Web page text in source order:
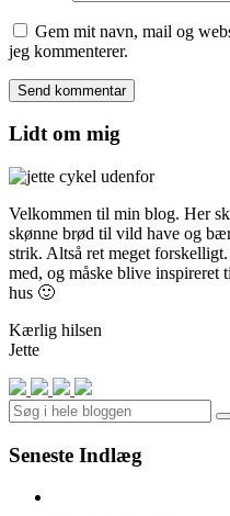
Gem mit navn, mail og
jeg kommenterer.
Lidt om mig
Velkommen til min blog. Her
skønne brød til vild have og
strik. Altså ret meget
med, og måske blive inspireret
hus 🙂
Kærlig hilsen
Jette
Seneste Indlæg